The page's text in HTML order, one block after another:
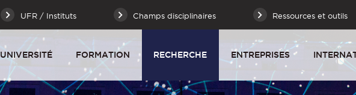
UFR / Instituts Champs disciplinaires Ressources et outils
UNIVERSITÉ FORMATION RECHERCHE ENTREPRISES